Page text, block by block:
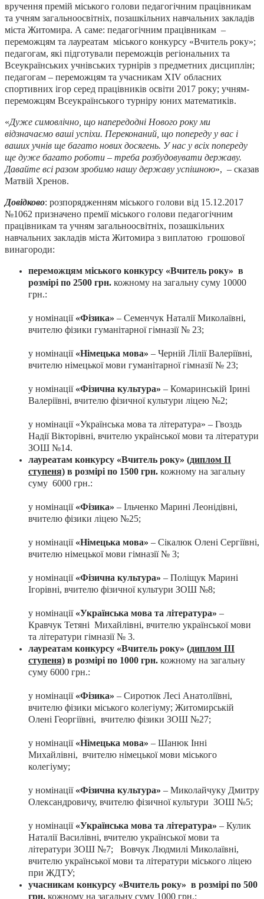
вручення премій міського голови педагогічним працівникам
та учням загальноосвітніх, позашкільних навчальних закладів
міста Житомира. А саме: педагогічним працівникам –
переможцям та лауреатам міського конкурсу «Вчитель року»;
педагогам, які підготували переможців регіональних та
Всеукраїнських учнівських турнірів з предметних дисциплін;
педагогам – переможцям та учасникам ХІV обласних
спортивних ігор серед працівників освіти 2017 року; учням-
переможцям Всеукраїнського турніру юних математиків.
«Дуже симовлічно, що напередодні Нового року ми
відзначаємо ваші успіхи. Переконаний, що попереду у вас і
ваших учнів ще багато нових досягень. У нас у всіх попереду
ще дуже багато роботи – треба розбудовувати державу.
Давайте всі разом зробимо нашу державу успішною», – сказав
Матвій Хренов.
Довідково: розпорядженням міського голови від 15.12.2017
№1062 призначено премії міського голови педагогічним
працівникам та учням загальноосвітніх, позашкільних
навчальних закладів міста Житомира з виплатою грошової
винагороди:
переможцям міського конкурсу «Вчитель року» в
розмірі по 2500 грн. кожному на загальну суму 10000
грн.:
у номінації «Фізика» – Семенчук Наталії Миколаївні,
вчителю фізики гуманітарної гімназії № 23;
у номінації «Німецька мова» – Черній Лілії Валеріївні,
вчителю німецької мови гуманітарної гімназії № 23;
у номінації «Фізична культура» – Комаринській Ірині
Валеріївні, вчителю фізичної культури ліцею №2;
у номінації «Українська мова та література» – Гвоздь
Надії Вікторівні, вчителю української мови та літератури
ЗОШ №14.
лауреатам конкурсу «Вчитель року» (диплом ІІ
ступеня) в розмірі по 1500 грн. кожному на загальну
суму 6000 грн.:
у номінації «Фізика» – Ільченко Марині Леонідівні,
вчителю фізики ліцею №25;
у номінації «Німецька мова» – Сікалюк Олені Сергіївні,
вчителю німецької мови гімназії № 3;
у номінації «Фізична культура» – Поліщук Марині
Ігорівні, вчителю фізичної культури ЗОШ №8;
у номінації «Українська мова та література» –
Кравчук Тетяні Михайлівні, вчителю української мови
та літератури гімназії № 3.
лауреатам конкурсу «Вчитель року» (диплом ІІІ
ступеня) в розмірі по 1000 грн. кожному на загальну
суму 6000 грн.:
у номінації «Фізика» – Сиротюк Лесі Анатоліївні,
вчителю фізики міського колегіуму; Житомирській
Олені Георгіївні, вчителю фізики ЗОШ №27;
у номінації «Німецька мова» – Шанюк Інні
Михайлівні, вчителю німецької мови міського
колегіуму;
у номінації «Фізична культура» – Миколайчуку Дмитру
Олександровичу, вчителю фізичної культури ЗОШ №5;
у номінації «Українська мова та література» – Кулик
Наталії Василівні, вчителю української мови та
літератури ЗОШ №7; Вовчук Людмилі Миколаївні,
вчителю української мови та літератури міського ліцею
при ЖДТУ;
учасникам конкурсу «Вчитель року» в розмірі по 500
грн. кожному на загальну суму 1000 грн.: